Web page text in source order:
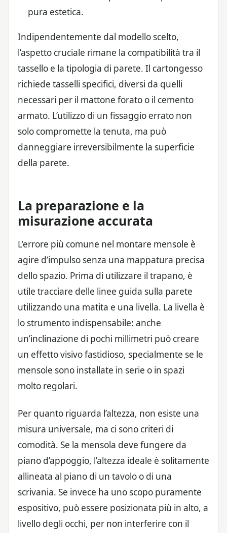
pura estetica.
Indipendentemente dal modello scelto,
l’aspetto cruciale rimane la compatibilità tra il
tassello e la tipologia di parete. Il cartongesso
richiede tasselli specifici, diversi da quelli
necessari per il mattone forato o il cemento
armato. L’utilizzo di un fissaggio errato non
solo compromette la tenuta, ma può
danneggiare irreversibilmente la superficie
della parete.
La preparazione e la
misurazione accurata
L’errore più comune nel montare mensole è
agire d’impulso senza una mappatura precisa
dello spazio. Prima di utilizzare il trapano, è
utile tracciare delle linee guida sulla parete
utilizzando una matita e una livella. La livella è
lo strumento indispensabile: anche
un’inclinazione di pochi millimetri può creare
un effetto visivo fastidioso, specialmente se le
mensole sono installate in serie o in spazi
molto regolari.
Per quanto riguarda l’altezza, non esiste una
misura universale, ma ci sono criteri di
comodità. Se la mensola deve fungere da
piano d’appoggio, l’altezza ideale è solitamente
allineata al piano di un tavolo o di una
scrivania. Se invece ha uno scopo puramente
espositivo, può essere posizionata più in alto, a
livello degli occhi, per non interferire con il